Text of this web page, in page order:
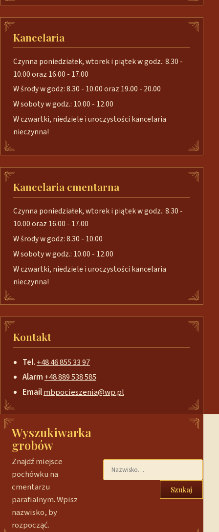
Kancelaria
Czynna poniedziałek, wtorek i piątek w godz.: 8.30 -
10.00 oraz 16.00 - 17.00
W środy w godz: 8.30 - 10.00 oraz 19.00 - 20.00
W soboty w godz.: 10.00 - 12.00
W czwartki, niedziele i uroczystości kancelaria
nieczynna!
Kancelaria cmentarna
Czynna poniedziałek, wtorek i piątek w godz.: 8.30 -
10.00 oraz 16.00 - 17.00
W środy w godz: 8.30 - 10.00
W soboty w godz.: 10.00 - 12.00
W czwartki, niedziele i uroczystości kancelaria
nieczynna!
Kontakt
Tel. +48 46 855 33 97
Alarm+48 889 538 585
Emailmbpocieszenia@wp.pl
Wyszukiwarka
grobów
Znajdź miejsce
pochówku na
cmentarzu
parafialnym. Wpisz
nazwisko, by
rozpocząć.
Szukaj